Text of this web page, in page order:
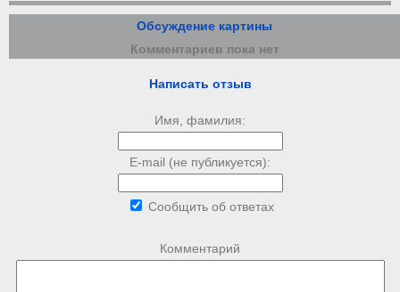
Обсуждение картины
Комментариев пока нет
Написать отзыв
Имя, фамилия:
E-mail (не публикуется):
Сообщить об ответах
Комментарий